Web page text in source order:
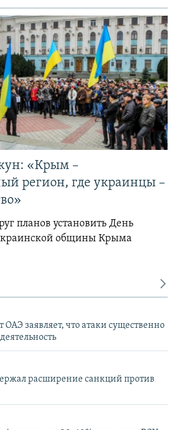
«Крым –
регион, где украинцы –
планов установить День
общины Крыма
ОАЭ заявляет, что атаки существенно
расширение санкций против